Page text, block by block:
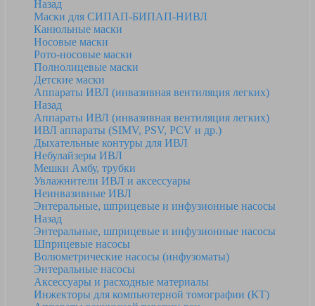
Назад
Маски для СИПАП-БИПАП-НИВЛ
Канюльные маски
Носовые маски
Рото-носовые маски
Полнолицевые маски
Детские маски
Аппараты ИВЛ (инвазивная вентиляция легких)
Назад
Аппараты ИВЛ (инвазивная вентиляция легких)
ИВЛ аппараты (SIMV, PSV, PCV и др.)
Дыхательные контуры для ИВЛ
Небулайзеры ИВЛ
Мешки Амбу, трубки
Увлажнители ИВЛ и аксессуары
Неинвазивные ИВЛ
Энтеральные, шприцевые и инфузионные насосы
Назад
Энтеральные, шприцевые и инфузионные насосы
Шприцевые насосы
Волюметрические насосы (инфузоматы)
Энтеральные насосы
Аксессуары и расходные материалы
Инжекторы для компьютерной томографии (КТ)